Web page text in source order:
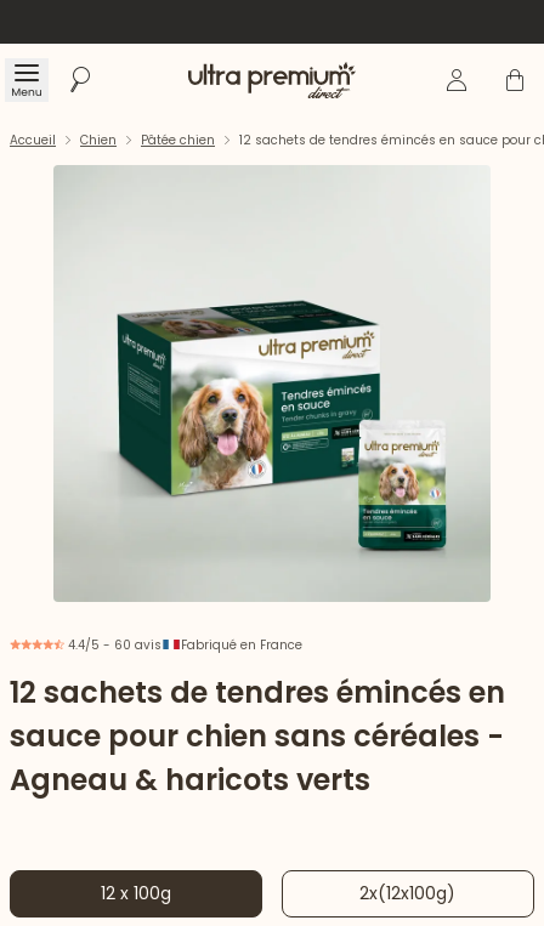
Menu Rechercher Accueil Se Panier
Accueil Chien Pâtée chien 12 sachets de tendres émincés en sauce pour
4.4/5 - 60 avis Fabriqué en France
12 sachets de tendres émincés en
sauce pour chien sans céréales -
Agneau & haricots verts
12 x 100g 2x(12x100g)